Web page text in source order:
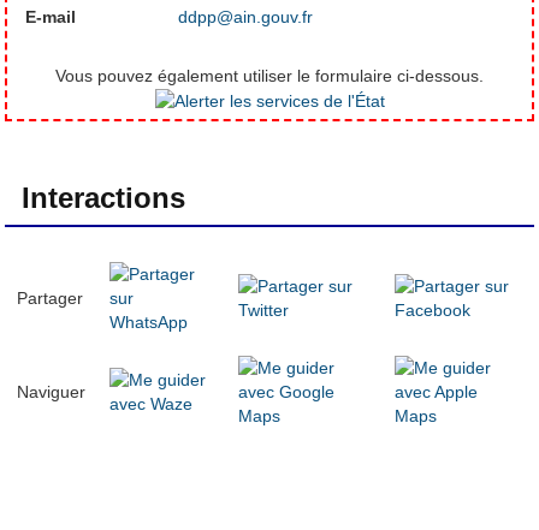
E-mail ddpp@ain.gouv.fr
Vous pouvez également utiliser le formulaire ci-dessous.
Interactions
Partager
Naviguer